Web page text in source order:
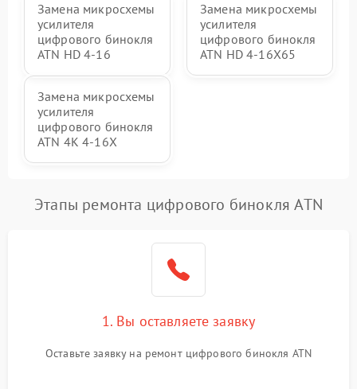
Замена микросхемы
усилителя
цифрового бинокля
ATN HD 4-16
Замена микросхемы
усилителя
цифрового бинокля
ATN HD 4-16X65
Замена микросхемы
усилителя
цифрового бинокля
ATN 4K 4-16X
Этапы ремонта цифрового бинокля ATN
1. Вы оставляете заявку
Оставьте заявку на ремонт цифрового бинокля ATN